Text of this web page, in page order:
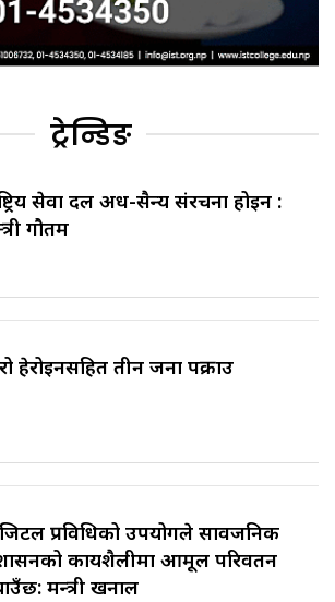
ट्रेन्डिङ
सेवा दल अर्ध-सैन्य संरचना होइन :
गौतम
हेरोइनसहित तीन जना पक्राउ
प्रविधिको उपयोगले सार्वजनिक
कार्यशैलीमा आमूल परिवर्तन
मन्त्री खनाल